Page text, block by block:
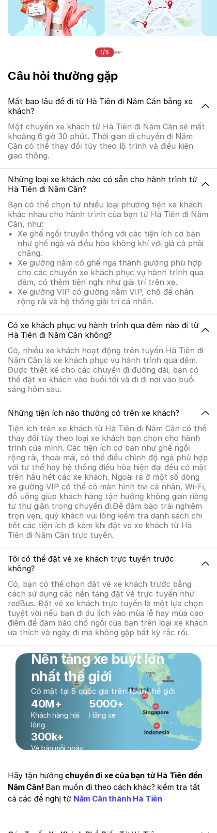
1/5
Câu hỏi thường gặp
Mất bao lâu để đi từ Hà Tiên đi Năm Căn bằng xe
khách?
Một chuyến xe khách từ Hà Tiên đi Năm Căn sẽ mất
khoảng 6 giờ 30 phút. Thời gian di chuyển đi Năm
Căn có thể thay đổi tùy theo lộ trình và điều kiện
giao thông.
Những loại xe khách nào có sẵn cho hành trình từ
Hà Tiên đi Năm Căn?
Bạn có thể chọn từ nhiều loại phương tiện xe khách
khác nhau cho hành trình của bạn từ Hà Tiên đi Năm
Căn, như:
Xe ghế ngồi truyền thống với các tiện ích cơ bản
như ghế ngả và điều hòa không khí với giá cả phải
chăng.
Xe giường nằm có ghế ngả thành giường phù hợp
cho các chuyến xe khách phục vụ hành trình qua
đêm, có thêm tiện nghi như giải trí trên xe.
Xe giường VIP có giường nằm VIP, chỗ để chân
rộng rãi và hệ thống giải trí cá nhân.
Có xe khách phục vụ hành trình qua đêm nào đi từ
Hà Tiên đi Năm Căn không?
Có, nhiều xe khách hoạt động trên tuyến Hà Tiên đi
Năm Căn là xe khách phục vụ hành trình qua đêm.
Được thiết kế cho các chuyến đi đường dài, bạn có
thể đặt xe khách vào buổi tối và đi đi nơi vào buổi
sáng hôm sau.
Những tiện ích nào thường có trên xe khách?
Tiện ích trên xe khách từ Hà Tiên đi Năm Căn có thể
thay đổi tùy theo loại xe khách bạn chọn cho hành
trình của mình. Các tiện ích cơ bản như ghế ngồi
rộng rãi, thoải mái, có thể điều chỉnh độ ngả phù hợp
với tư thế hay hệ thống điều hòa hiện đại đều có mặt
trên hầu hết các xe khách. Ngoài ra ở một số dòng
xe giường VIP có thể có màn hình tivi cá nhân, Wi-Fi,
đồ uống giúp khách hàng tận hưởng không gian riêng
tư thư giãn trong chuyến đi.Để đảm bảo trải nghiệm
trọn vẹn, quý khách vui lòng kiểm tra danh sách chi
tiết các tiện ích đi kèm khi đặt vé xe khách từ Hà
Tiên đi Năm Căn trực tuyến.
Tôi có thể đặt vé xe khách trực tuyến trước
không?
Có, bạn có thể chọn đặt vé xe khách trước bằng
cách sử dụng các nền tảng đặt vé trực tuyến như
redBus. Đặt vé xe khách trực tuyến là một lựa chọn
tuyệt vời nếu bạn đi du lịch vào mùa lễ hay mùa cao
điểm để đảm bảo chỗ ngồi của bạn trên loại xe khách
ưa thích và ngày đi mà không gặp bất kỳ rắc rối.
Nền tảng xe buýt lớn
nhất thế giới
Có mặt tại 8 quốc gia trên toàn thế giới
40M+
Khách hàng hài
lòng
5000+
Hãng xe
300k+
Vé bán mỗi ngày
Hãy tận hưởng chuyến đi xe của bạn từ Hà Tiên đến
Năm Căn! Bạn muốn đi theo cách khác? kiểm tra tất
cả các đề nghị từ Năm Căn thành Hà Tiên